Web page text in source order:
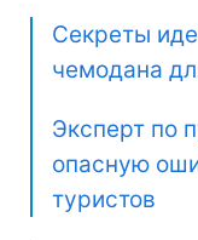
Секреты
чемодана
Эксперт по
опасную
туристов